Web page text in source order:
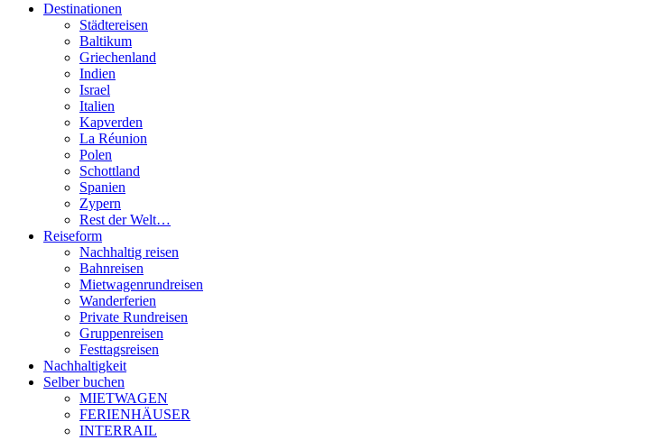
Destinationen
Städtereisen
Baltikum
Griechenland
Indien
Israel
Italien
Kapverden
La Réunion
Polen
Schottland
Spanien
Zypern
Rest der Welt…
Reiseform
Nachhaltig reisen
Bahnreisen
Mietwagenrundreisen
Wanderferien
Private Rundreisen
Gruppenreisen
Festtagsreisen
Nachhaltigkeit
Selber buchen
MIETWAGEN
FERIENHÄUSER
INTERRAIL